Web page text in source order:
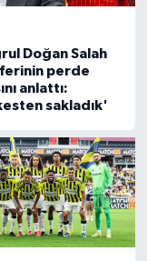
Doğan Salah
perde
anlattı:
sakladık'